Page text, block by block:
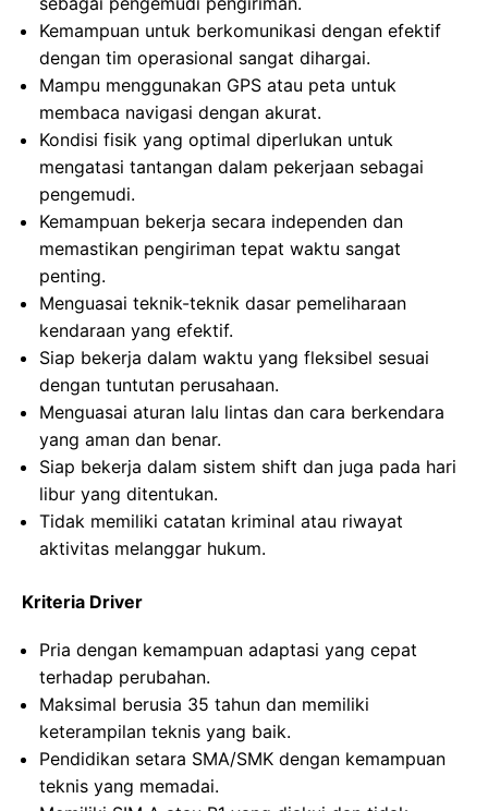
Kemampuan untuk berkomunikasi dengan efektif
dengan tim operasional sangat dihargai.
Mampu menggunakan GPS atau peta untuk
membaca navigasi dengan akurat.
Kondisi fisik yang optimal diperlukan untuk
mengatasi tantangan dalam pekerjaan sebagai
pengemudi.
Kemampuan bekerja secara independen dan
memastikan pengiriman tepat waktu sangat
penting.
Menguasai teknik-teknik dasar pemeliharaan
kendaraan yang efektif.
Siap bekerja dalam waktu yang fleksibel sesuai
dengan tuntutan perusahaan.
Menguasai aturan lalu lintas dan cara berkendara
yang aman dan benar.
Siap bekerja dalam sistem shift dan juga pada hari
libur yang ditentukan.
Tidak memiliki catatan kriminal atau riwayat
aktivitas melanggar hukum.
Kriteria Driver
Pria dengan kemampuan adaptasi yang cepat
terhadap perubahan.
Maksimal berusia 35 tahun dan memiliki
keterampilan teknis yang baik.
Pendidikan setara SMA/SMK dengan kemampuan
teknis yang memadai.